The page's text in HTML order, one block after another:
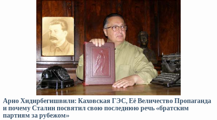
Арно Хидирбегишвили: Каховская ГЭС, Её Величество Пропаганда
и почему Сталин посвятил свою последнюю речь «братским
партиям за рубежом»